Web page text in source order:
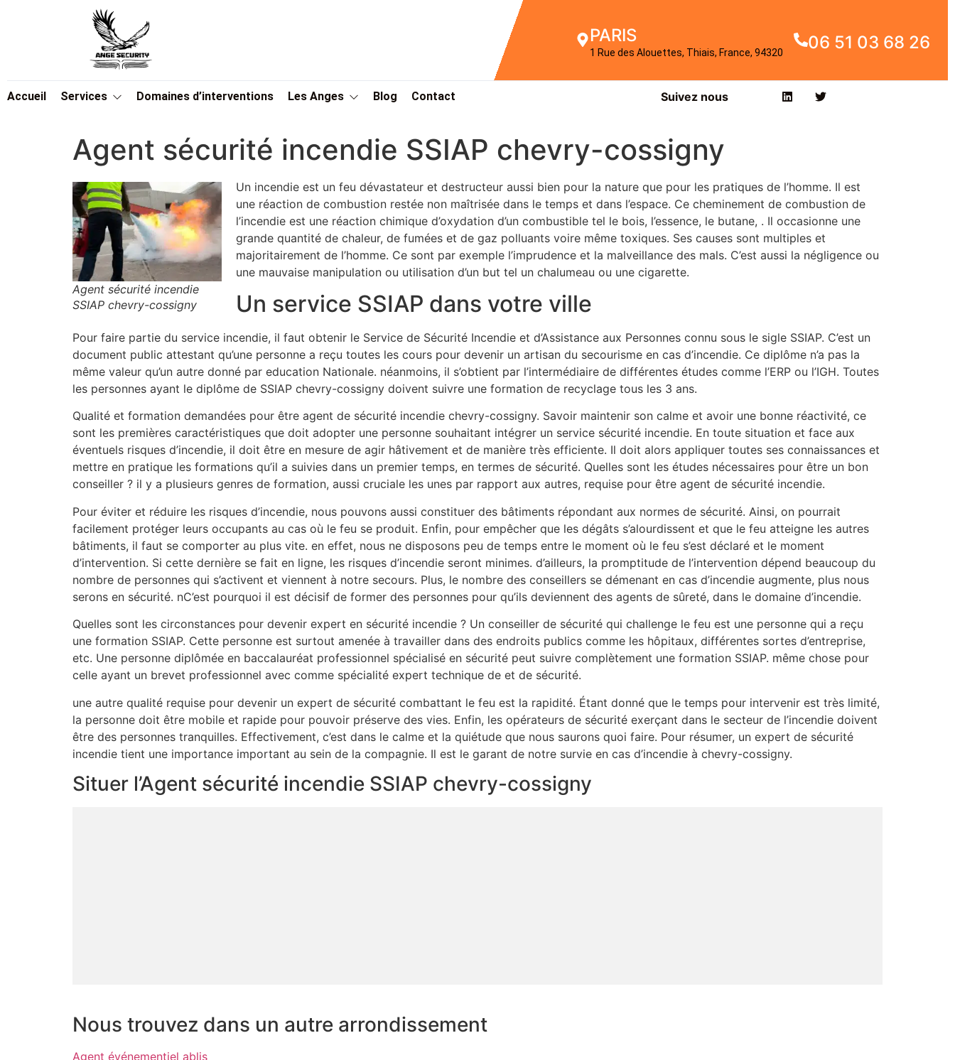
PARIS
1 Rue des Alouettes, Thiais, France, 94320 06 51 03 68 26
Accueil Services Domaines d’interventions Les Anges Blog Contact Suivez nous
Agent sécurité incendie SSIAP chevry-cossigny
Agent sécurité incendie
SSIAP chevry-cossigny
Un incendie est un feu dévastateur et destructeur aussi bien pour la nature que pour les pratiques de l’homme. Il est
une réaction de combustion restée non maîtrisée dans le temps et dans l’espace. Ce cheminement de combustion de
l’incendie est une réaction chimique d’oxydation d’un combustible tel le bois, l’essence, le butane, . Il occasionne une
grande quantité de chaleur, de fumées et de gaz polluants voire même toxiques. Ses causes sont multiples et
majoritairement de l’homme. Ce sont par exemple l’imprudence et la malveillance des mals. C’est aussi la négligence ou
une mauvaise manipulation ou utilisation d’un but tel un chalumeau ou une cigarette.
Un service SSIAP dans votre ville
Pour faire partie du service incendie, il faut obtenir le Service de Sécurité Incendie et d’Assistance aux Personnes connu sous le sigle SSIAP. C’est un
document public attestant qu’une personne a reçu toutes les cours pour devenir un artisan du secourisme en cas d’incendie. Ce diplôme n’a pas la
même valeur qu’un autre donné par education Nationale. néanmoins, il s’obtient par l’intermédiaire de différentes études comme l’ERP ou l’IGH. Toutes
les personnes ayant le diplôme de SSIAP chevry-cossigny doivent suivre une formation de recyclage tous les 3 ans.
Qualité et formation demandées pour être agent de sécurité incendie chevry-cossigny. Savoir maintenir son calme et avoir une bonne réactivité, ce
sont les premières caractéristiques que doit adopter une personne souhaitant intégrer un service sécurité incendie. En toute situation et face aux
éventuels risques d’incendie, il doit être en mesure de agir hâtivement et de manière très efficiente. Il doit alors appliquer toutes ses connaissances et
mettre en pratique les formations qu’il a suivies dans un premier temps, en termes de sécurité. Quelles sont les études nécessaires pour être un bon
conseiller ? il y a plusieurs genres de formation, aussi cruciale les unes par rapport aux autres, requise pour être agent de sécurité incendie.
Pour éviter et réduire les risques d’incendie, nous pouvons aussi constituer des bâtiments répondant aux normes de sécurité. Ainsi, on pourrait
facilement protéger leurs occupants au cas où le feu se produit. Enfin, pour empêcher que les dégâts s’alourdissent et que le feu atteigne les autres
bâtiments, il faut se comporter au plus vite. en effet, nous ne disposons peu de temps entre le moment où le feu s’est déclaré et le moment
d’intervention. Si cette dernière se fait en ligne, les risques d’incendie seront minimes. d’ailleurs, la promptitude de l’intervention dépend beaucoup du
nombre de personnes qui s’activent et viennent à notre secours. Plus, le nombre des conseillers se démenant en cas d’incendie augmente, plus nous
serons en sécurité. nC’est pourquoi il est décisif de former des personnes pour qu’ils deviennent des agents de sûreté, dans le domaine d’incendie.
Quelles sont les circonstances pour devenir expert en sécurité incendie ? Un conseiller de sécurité qui challenge le feu est une personne qui a reçu
une formation SSIAP. Cette personne est surtout amenée à travailler dans des endroits publics comme les hôpitaux, différentes sortes d’entreprise,
etc. Une personne diplômée en baccalauréat professionnel spécialisé en sécurité peut suivre complètement une formation SSIAP. même chose pour
celle ayant un brevet professionnel avec comme spécialité expert technique de et de sécurité.
une autre qualité requise pour devenir un expert de sécurité combattant le feu est la rapidité. Étant donné que le temps pour intervenir est très limité,
la personne doit être mobile et rapide pour pouvoir préserve des vies. Enfin, les opérateurs de sécurité exerçant dans le secteur de l’incendie doivent
être des personnes tranquilles. Effectivement, c’est dans le calme et la quiétude que nous saurons quoi faire. Pour résumer, un expert de sécurité
incendie tient une importance important au sein de la compagnie. Il est le garant de notre survie en cas d’incendie à chevry-cossigny.
Situer l’Agent sécurité incendie SSIAP chevry-cossigny
Nous trouvez dans un autre arrondissement
Agent événementiel ablis